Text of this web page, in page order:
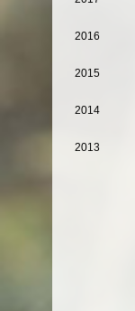
2016
2015
2014
2013